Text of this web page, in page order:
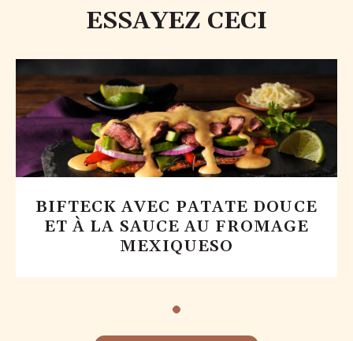
ESSAYEZ CECI
BIFTECK AVEC PATATE DOUCE
ET À LA SAUCE AU FROMAGE
MEXIQUESO